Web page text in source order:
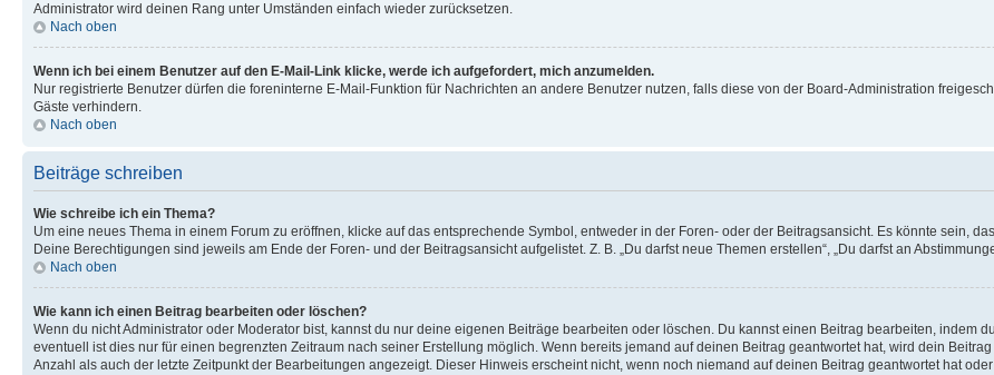
Administrator wird deinen Rang unter Umständen einfach wieder zurücksetzen.
Nach oben
Wenn ich bei einem Benutzer auf den E-Mail-Link klicke, werde ich aufgefordert, mich anzumelden.
Nur registrierte Benutzer dürfen die foreninterne E-Mail-Funktion für Nachrichten an andere Benutzer nutzen, falls diese von der Board-Administration
Gäste verhindern.
Nach oben
Beiträge schreiben
Wie schreibe ich ein Thema?
Um eine neues Thema in einem Forum zu eröffnen, klicke auf das entsprechende Symbol, entweder in der Foren- oder der Beitragsansicht. Es könnte sein,
Deine Berechtigungen sind jeweils am Ende der Foren- und der Beitragsansicht aufgelistet. Z. B. „Du darfst neue Themen erstellen“, „Du darfst an
Nach oben
Wie kann ich einen Beitrag bearbeiten oder löschen?
Wenn du nicht Administrator oder Moderator bist, kannst du nur deine eigenen Beiträge bearbeiten oder löschen. Du kannst einen Beitrag bearbeiten, indem
eventuell ist dies nur für einen begrenzten Zeitraum nach seiner Erstellung möglich. Wenn bereits jemand auf deinen Beitrag geantwortet hat, wird dein
Anzahl als auch der letzte Zeitpunkt der Bearbeitungen angezeigt. Dieser Hinweis erscheint nicht, wenn noch niemand auf deinen Beitrag geantwortet hat